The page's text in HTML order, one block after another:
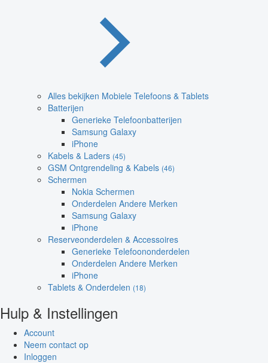
Alles bekijken Mobiele Telefoons & Tablets
Batterijen
Generieke Telefoonbatterijen
Samsung Galaxy
iPhone
Kabels & Laders (45)
GSM Ontgrendeling & Kabels (46)
Schermen
Nokia Schermen
Onderdelen Andere Merken
Samsung Galaxy
iPhone
Reserveonderdelen & Accessoires
Generieke Telefoononderdelen
Onderdelen Andere Merken
iPhone
Tablets & Onderdelen (18)
Hulp & Instellingen
Account
Neem contact op
Inloggen